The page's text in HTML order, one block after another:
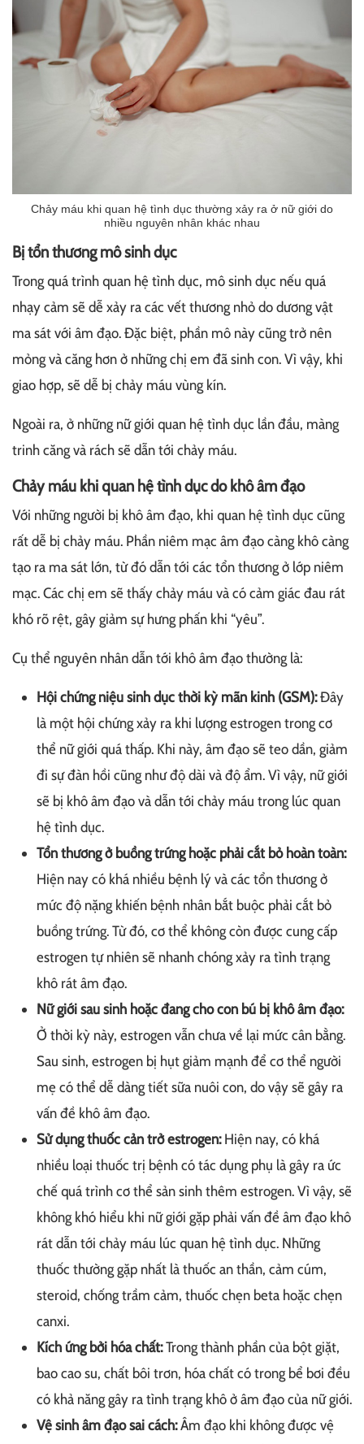
Chảy máu khi quan hệ tình dục thường xảy ra ở nữ giới do
nhiều nguyên nhân khác nhau
Bị tổn thương mô sinh dục
Trong quá trình quan hệ tình dục, mô sinh dục nếu quá
nhạy cảm sẽ dễ xảy ra các vết thương nhỏ do dương vật
ma sát với âm đạo. Đặc biệt, phần mô này cũng trở nên
mỏng và căng hơn ở những chị em đã sinh con. Vì vậy, khi
giao hợp, sẽ dễ bị chảy máu vùng kín.
Ngoài ra, ở những nữ giới quan hệ tình dục lần đầu, màng
trinh căng và rách sẽ dẫn tới chảy máu.
Chảy máu khi quan hệ tình dục do khô âm đạo
Với những người bị khô âm đạo, khi quan hệ tình dục cũng
rất dễ bị chảy máu. Phần niêm mạc âm đạo càng khô càng
tạo ra ma sát lớn, từ đó dẫn tới các tổn thương ở lớp niêm
mạc. Các chị em sẽ thấy chảy máu và có cảm giác đau rát
khó rõ rệt, gây giảm sự hưng phấn khi “yêu”.
Cụ thể nguyên nhân dẫn tới khô âm đạo thường là:
Hội chứng niệu sinh dục thời kỳ mãn kinh (GSM):Đây
là một hội chứng xảy ra khi lượng estrogen trong cơ
thể nữ giới quá thấp. Khi này, âm đạo sẽ teo dần, giảm
đi sự đàn hồi cũng như độ dài và độ ẩm. Vì vậy, nữ giới
sẽ bị khô âm đạo và dẫn tới chảy máu trong lúc quan
hệ tình dục.
Tổn thương ở buồng trứng hoặc phải cắt bỏ hoàn toàn:
Hiện nay có khá nhiều bệnh lý và các tổn thương ở
mức độ nặng khiến bệnh nhân bắt buộc phải cắt bỏ
buồng trứng. Từ đó, cơ thể không còn được cung cấp
estrogen tự nhiên sẽ nhanh chóng xảy ra tình trạng
khô rát âm đạo.
Nữ giới sau sinh hoặc đang cho con bú bị khô âm đạo:
Ở thời kỳ này, estrogen vẫn chưa về lại mức cân bằng.
Sau sinh, estrogen bị hụt giảm mạnh để cơ thể người
mẹ có thể dễ dàng tiết sữa nuôi con, do vậy sẽ gây ra
vấn đề khô âm đạo.
Sử dụng thuốc cản trở estrogen:Hiện nay, có khá
nhiều loại thuốc trị bệnh có tác dụng phụ là gây ra ức
chế quá trình cơ thể sản sinh thêm estrogen. Vì vậy, sẽ
không khó hiểu khi nữ giới gặp phải vấn đề âm đạo khô
rát dẫn tới chảy máu lúc quan hệ tình dục. Những
thuốc thường gặp nhất là thuốc an thần, cảm cúm,
steroid, chống trầm cảm, thuốc chẹn beta hoặc chẹn
canxi.
Kích ứng bởi hóa chất:Trong thành phần của bột giặt,
bao cao su, chất bôi trơn, hóa chất có trong bể bơi đều
có khả năng gây ra tình trạng khô ở âm đạo của nữ giới.
Vệ sinh âm đạo sai cách:Âm đạo khi không được vệ